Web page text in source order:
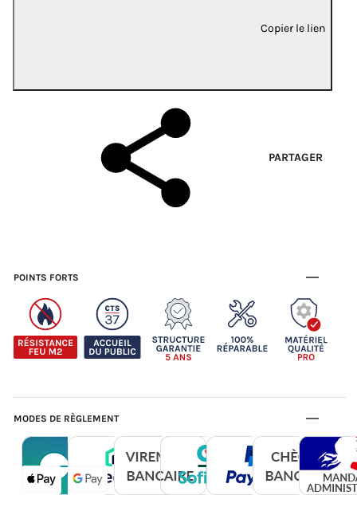
Copier le lien
PARTAGER
POINTS FORTS
MODES DE RÈGLEMENT